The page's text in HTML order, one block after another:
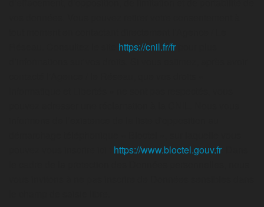
https://cnil.fr/fr
https://www.bloctel.gouv.fr. Dans